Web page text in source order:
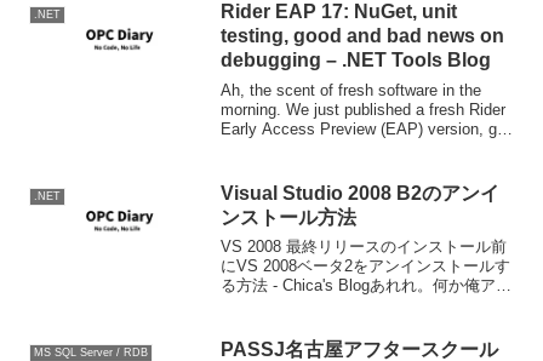
.NET
Rider EAP 17: NuGet, unit
testing, good and bad news on
debugging – .NET Tools Blog
Ah, the scent of fresh software in the
morning. We just published a fresh Rider
Early Access Preview (EAP) version, go
.NET
Visual Studio 2008 B2のアンイ
ンストール方法
VS 2008 最終リリースのインストール前
にVS 2008ベータ2をアンインストールす
る方法 - Chica's Blogあれれ。何か俺アン
MS SQL Server / RDB
PASSJ名古屋アフタースクール